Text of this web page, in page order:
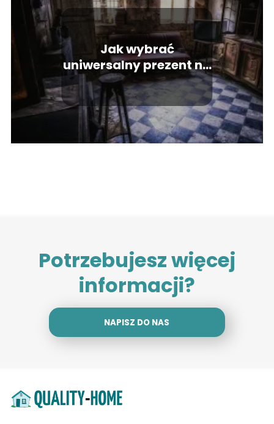
Jak wybrać
uniwersalny prezent na
nowe mieszkanie?
Potrzebujesz więcej
informacji?
NAPISZ DO NAS